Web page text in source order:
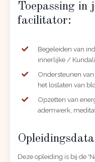
Toepassing
facilitator:
Begeleiden van
innerlijke /
Ondersteunen
het loslaten van
Opzetten van
ademwerk,
Opleidingsdata
Deze opleiding is bij de